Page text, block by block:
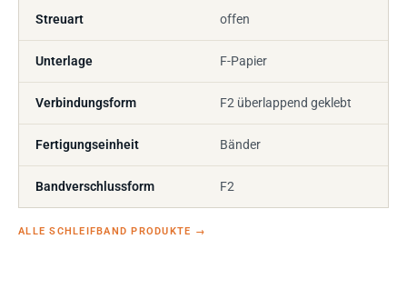
Streuart offen
Unterlage F-Papier
Verbindungsform F2 überlappend geklebt
Fertigungseinheit Bänder
Bandverschlussform F2
ALLE SCHLEIFBAND PRODUKTE →